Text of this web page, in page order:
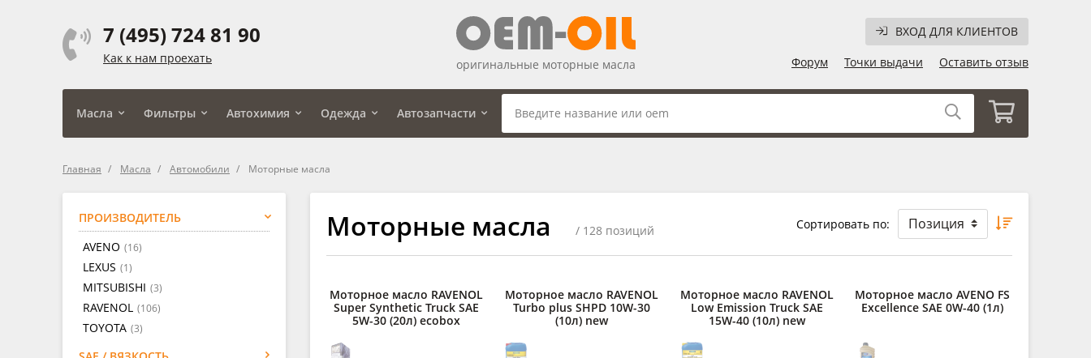
7 (495) 724 81 90
Как к нам проехать
ВХОД ДЛЯ КЛИЕНТОВ
Форум
Точки выдачи Оставить отзыв
оригинальные моторные масла
Масла Фильтры Автохимия Одежда Автозапчасти
Главная Масла Автомобили Моторные масла
ПРОИЗВОДИТЕЛЬ
AVENO (16)
LEXUS (1)
MITSUBISHI (3)
RAVENOL (106)
TOYOTA (3)
Моторные масла / 128 позиций Сортировать по:
Моторное масло RAVENOL
Super Synthetic Truck SAE
5W-30 (20л) ecobox
Моторное масло RAVENOL
Turbo plus SHPD 10W-30
(10л) new
Моторное масло RAVENOL
Low Emission Truck SAE
15W-40 (10л) new
Моторное масло AVENO FS
Excellence SAE 0W-40 (1л)